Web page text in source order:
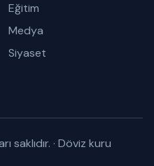
Eğitim
Medya
Siyaset
saklıdır. · Döviz kuru